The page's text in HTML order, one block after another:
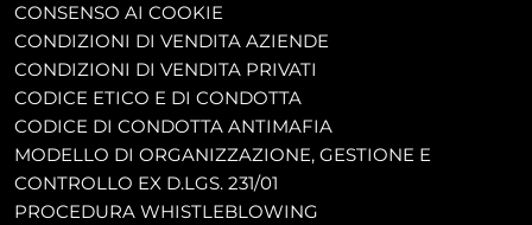
CONSENSO AI COOKIE
CONDIZIONI DI VENDITA AZIENDE
CONDIZIONI DI VENDITA PRIVATI
CODICE ETICO E DI CONDOTTA
CODICE DI CONDOTTA ANTIMAFIA
MODELLO DI ORGANIZZAZIONE, GESTIONE E
CONTROLLO EX D.LGS. 231/01
PROCEDURA WHISTLEBLOWING